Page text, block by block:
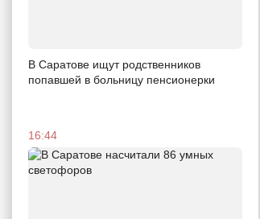
В Саратове ищут родственников
попавшей в больницу пенсионерки
16:44